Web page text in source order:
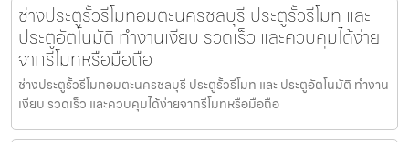
ช่างประตูรั้วรีโมทอมตะนครชลบุรี ประตูรั้วรีโมท และ
ประตูอัตโนมัติ ทำงานเงียบ รวดเร็ว และควบคุมได้ง่าย
จากรีโมทหรือมือถือ
ช่างประตูรั้วรีโมทอมตะนครชลบุรี ประตูรั้วรีโมท และ ประตูอัตโนมัติ ทำงาน
เงียบ รวดเร็ว และควบคุมได้ง่ายจากรีโมทหรือมือถือ